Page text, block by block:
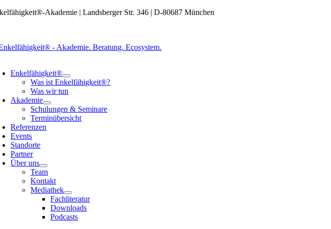
Zum
Akademie | Landsberger Str. 346 | D-80687 München
Enkelfähigkeit®
Was ist Enkelfähigkeit®?
Was wir tun
Akademie
Schulungen & Seminare
Terminübersicht
Referenzen
Events
Standorte
Partner
Über uns
Team
Kontakt
Mediathek
Fachliteratur
Downloads
Podcasts